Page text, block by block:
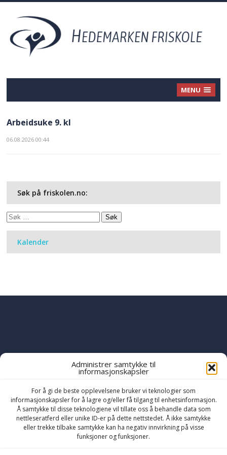
Administrer samtykke til
informasjonskapsler
For å gi de beste opplevelsene bruker vi teknologier som
informasjonskapsler for å lagre og/eller få tilgang til enhetsinformasjon.
Å samtykke til disse teknologiene vil tillate oss å behandle data som
nettleseratferd eller unike ID-er på dette nettstedet. Å ikke samtykke
eller trekke tilbake samtykke kan ha negativ innvirkning på visse
funksjoner og funksjoner.
MENU
Arbeidsuke 9. kl
06.08.2026 00:44
Søk på friskolen.no:
Søk
Kalender
OF MINISTRIES